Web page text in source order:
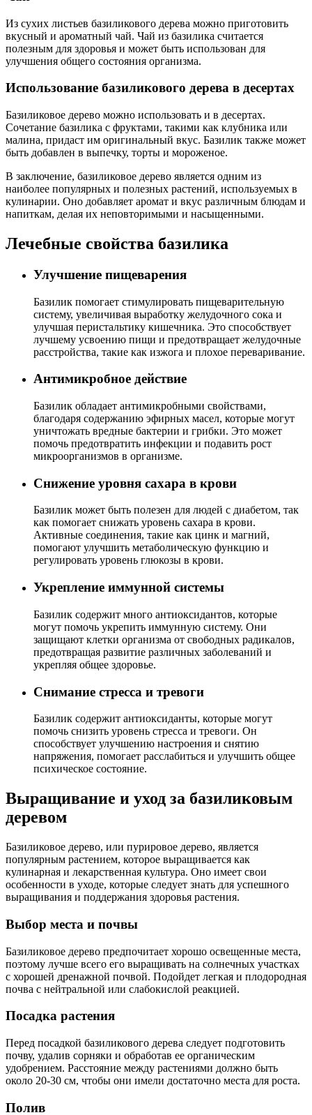
Из сухих листьев базиликового дерева можно приготовить
вкусный и ароматный чай. Чай из базилика считается
полезным для здоровья и может быть использован для
улучшения общего состояния организма.
Использование базиликового дерева в десертах
Базиликовое дерево можно использовать и в десертах.
Сочетание базилика с фруктами, такими как клубника или
малина, придаст им оригинальный вкус. Базилик также может
быть добавлен в выпечку, торты и мороженое.
В заключение, базиликовое дерево является одним из
наиболее популярных и полезных растений, используемых в
кулинарии. Оно добавляет аромат и вкус различным блюдам и
напиткам, делая их неповторимыми и насыщенными.
Лечебные свойства базилика
Улучшение пищеварения
Базилик помогает стимулировать пищеварительную
систему, увеличивая выработку желудочного сока и
улучшая перистальтику кишечника. Это способствует
лучшему усвоению пищи и предотвращает желудочные
расстройства, такие как изжога и плохое переваривание.
Антимикробное действие
Базилик обладает антимикробными свойствами,
благодаря содержанию эфирных масел, которые могут
уничтожать вредные бактерии и грибки. Это может
помочь предотвратить инфекции и подавить рост
микроорганизмов в организме.
Снижение уровня сахара в крови
Базилик может быть полезен для людей с диабетом, так
как помогает снижать уровень сахара в крови.
Активные соединения, такие как цинк и магний,
помогают улучшить метаболическую функцию и
регулировать уровень глюкозы в крови.
Укрепление иммунной системы
Базилик содержит много антиоксидантов, которые
могут помочь укрепить иммунную систему. Они
защищают клетки организма от свободных радикалов,
предотвращая развитие различных заболеваний и
укрепляя общее здоровье.
Снимание стресса и тревоги
Базилик содержит антиоксиданты, которые могут
помочь снизить уровень стресса и тревоги. Он
способствует улучшению настроения и снятию
напряжения, помогает расслабиться и улучшить общее
психическое состояние.
Выращивание и уход за базиликовым
деревом
Базиликовое дерево, или пурировое дерево, является
популярным растением, которое выращивается как
кулинарная и лекарственная культура. Оно имеет свои
особенности в уходе, которые следует знать для успешного
выращивания и поддержания здоровья растения.
Выбор места и почвы
Базиликовое дерево предпочитает хорошо освещенные места,
поэтому лучше всего его выращивать на солнечных участках
с хорошей дренажной почвой. Подойдет легкая и плодородная
почва с нейтральной или слабокислой реакцией.
Посадка растения
Перед посадкой базиликового дерева следует подготовить
почву, удалив сорняки и обработав ее органическим
удобрением. Расстояние между растениями должно быть
около 20-30 см, чтобы они имели достаточно места для роста.
Полив